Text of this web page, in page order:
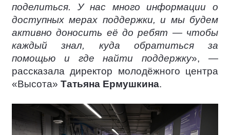
поделиться. У нас много информации о
доступных мерах поддержки, и мы будем
активно доносить её до ребят — чтобы
каждый знал, куда обратиться за
помощью и где найти поддержку», —
рассказала директор молодёжного центра
«Высота» Татьяна Ермушкина.